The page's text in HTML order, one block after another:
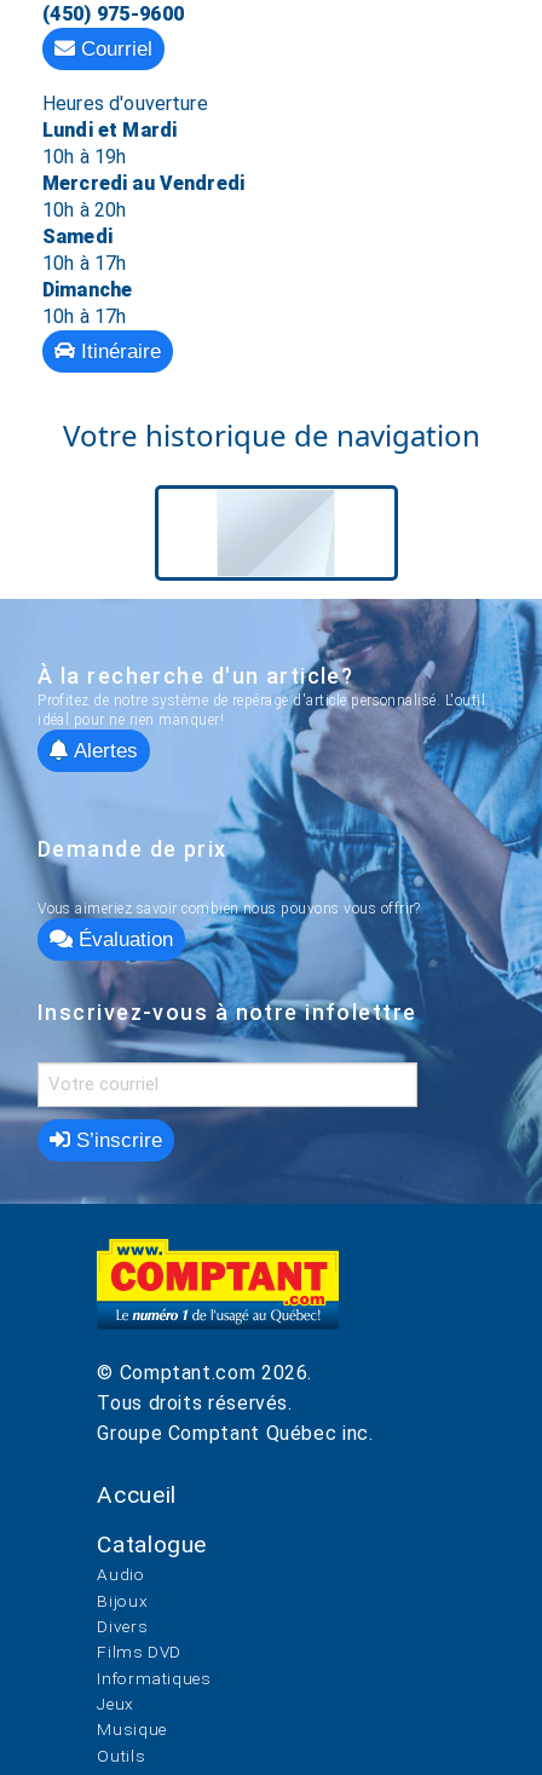
(450) 975-9600
Courriel
Heures d'ouverture
Lundi et Mardi
10h à 19h
Mercredi au Vendredi
10h à 20h
Samedi
10h à 17h
Dimanche
10h à 17h
Itinéraire
Votre historique de navigation
À la recherche d'un article?
Profitez de notre système de repérage d'article personnalisé. L'outil
idéal pour ne rien manquer!
Alertes
Demande de prix
Vous aimeriez savoir combien nous pouvons vous offrir?
Évaluation
Inscrivez-vous à notre infolettre
S’inscrire
© Comptant.com 2026.
Tous droits réservés.
Groupe Comptant Québec inc.
Accueil
Catalogue
Audio
Bijoux
Divers
Films DVD
Informatiques
Jeux
Musique
Outils